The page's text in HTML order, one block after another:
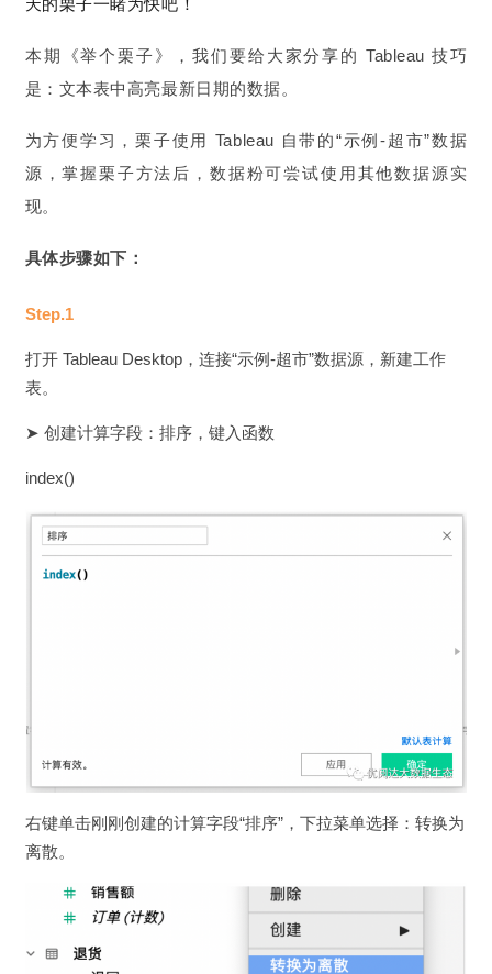
本期《举个栗子》，我们要给大家分享的 Tableau 技巧
是：文本表中高亮最新日期的数据。
为方便学习，栗子使用 Tableau 自带的“示例-超市”数据
源，掌握栗子方法后，数据粉可尝试使用其他数据源实
现。
具体步骤如下：
Step.1
打开 Tableau Desktop，连接“示例-超市”数据源，新建工作
表。
➤ 创建计算字段：排序，键入函数
index()
右键单击刚刚创建的计算字段“排序”，下拉菜单选择：转换为
离散。